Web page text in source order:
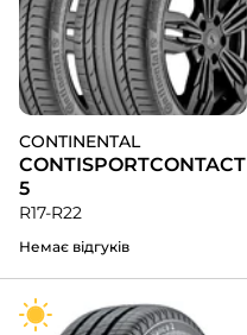
CONTINENTAL
CONTISPORTCONTACT
5
R17-R22
Немає відгуків